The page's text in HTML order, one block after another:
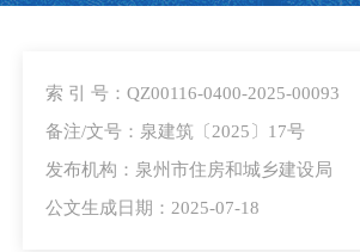
索 引 号：QZ00116-0400-2025-00093
备注/文号：泉建筑〔2025〕17号
发布机构：泉州市住房和城乡建设局
公文生成日期：2025-07-18